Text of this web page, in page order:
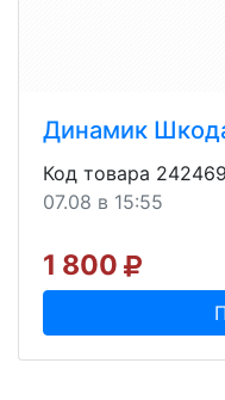
Динамик
Код товара 242469
07.08 в 15:55
1 800